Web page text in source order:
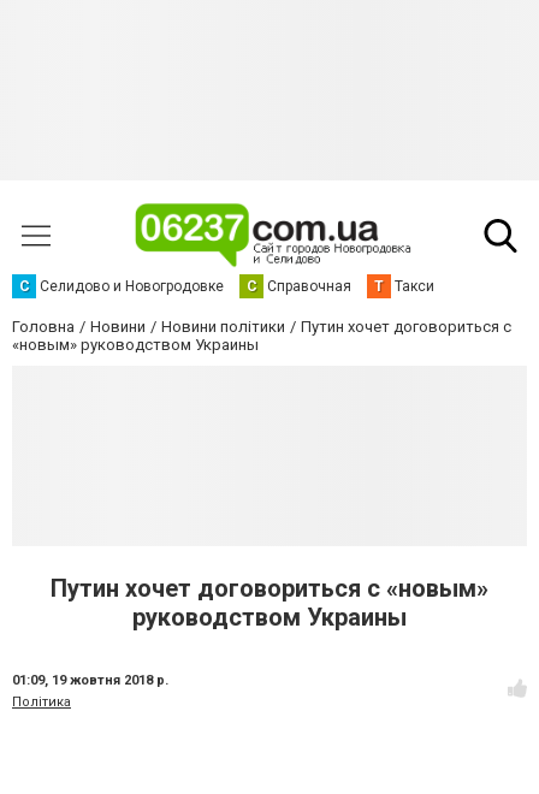
С Селидово и Новогродовке С Справочная Т Такси
Головна Новини Новини політики
Путин хочет договориться с
«новым» руководством Украины
Путин хочет договориться с «новым»
руководством Украины
01:09, 19 жовтня 2018 р.
Політика